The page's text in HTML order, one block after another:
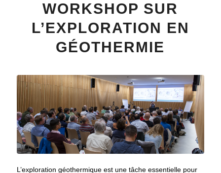
WORKSHOP SUR
L’EXPLORATION EN
GÉOTHERMIE
L’exploration géothermique est une tâche essentielle pour